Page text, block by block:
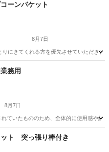
ーンバケット
8月7日
にきてくれる方を優先させていただきま
務用
8月7日
ていたもののため、全体的に使用感や
ト 突っ張り棒付き